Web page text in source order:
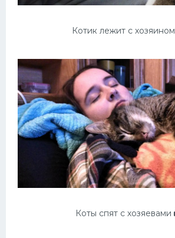
Котик лежит с хозяином
Коты спят с хозяевами